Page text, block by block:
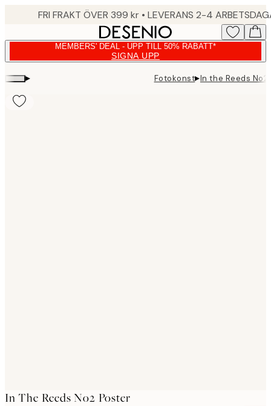
FRI FRAKT ÖVER 399 kr • LEVERANS 2-4
MEMBERS' DEAL - UPP TILL 50% RABATT*
SIGNA UPP
▸ Fotokonst▸In the Reeds No2
In The Reeds No2 Poster